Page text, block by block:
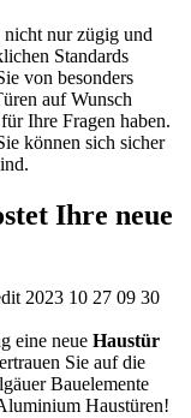
nicht nur zügig und
Standards
von besonders
auf Wunsch
Ihre Fragen haben.
können sich sicher
Ihre neue
eine neue Haustür
Sie auf die
Bauelemente
Haustüren!